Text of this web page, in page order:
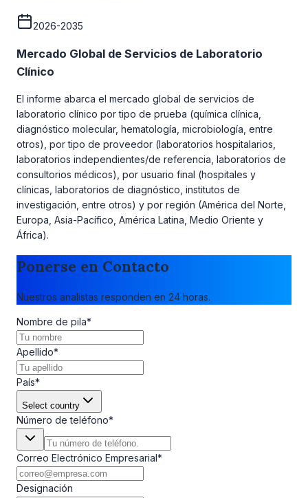
2026-2035
Mercado Global de Servicios de Laboratorio
Clínico
El informe abarca el mercado global de servicios de
laboratorio clínico por tipo de prueba (química clínica,
diagnóstico molecular, hematología, microbiología, entre
otros), por tipo de proveedor (laboratorios hospitalarios,
laboratorios independientes/de referencia, laboratorios de
consultorios médicos), por usuario final (hospitales y
clínicas, laboratorios de diagnóstico, institutos de
investigación, entre otros) y por región (América del Norte,
Europa, Asia-Pacífico, América Latina, Medio Oriente y
África).
Ponerse en Contacto
Nuestros analistas responden en 24 horas.
Nombre de pila*
Apellido*
País*
Select country
Número de teléfono*
Correo Electrónico Empresarial*
Designación